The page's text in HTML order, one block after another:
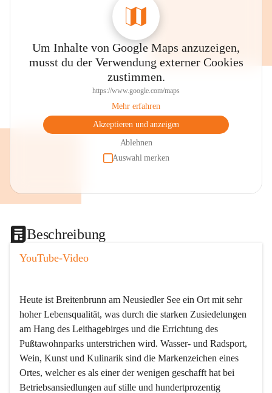
Um Inhalte von Google Maps anzuzeigen,
musst du der Verwendung externer Cookies
zustimmen.
https://www.google.com/maps
Mehr erfahren
Akzeptieren und anzeigen
Ablehnen
Auswahl merken
Beschreibung
YouTube-Video
Heute ist Breitenbrunn am Neusiedler See ein Ort mit sehr
hoher Lebensqualität, was durch die starken Zusiedelungen
am Hang des Leithagebirges und die Errichtung des
Pußtawohnparks unterstrichen wird. Wasser- und Radsport,
Wein, Kunst und Kulinarik sind die Markenzeichen eines
Ortes, welcher es als einer der wenigen geschafft hat bei
Betriebsansiedlungen auf stille und hundertprozentig